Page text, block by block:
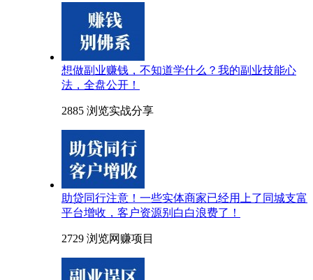
想做副业赚钱，不知道学什么？我的副业技能心
法，全盘公开！
2885 浏览实战分享
助贷同行注意！一些实体商家已经用上了同城支富
平台增收，客户资源别白白浪费了！
2729 浏览网赚项目